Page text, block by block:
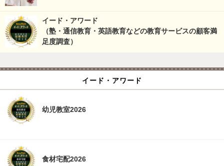
イード・アワード
（塾・通信教育・英語教育などの教育サービスの顧客満
足度調査）
イード・アワード
幼児教室2026
食材宅配2026